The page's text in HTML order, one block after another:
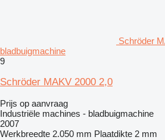
Schröder
bladbuigmachine
9
Schröder MAKV 2000 2,0
Prijs op aanvraag
Industriële machines - bladbuigmachine
2007
Werkbreedte 2.050 mm Plaatdikte 2 mm